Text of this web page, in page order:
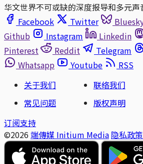
华文世界不可或缺的深度报导和多元声
Facebook
Twitter
Github
Instagram Linkedin
Pinterest
Reddit Telegram
Whatsapp
Youtube
RSS
关于我们
联络我们
常见问题
版权声明
订阅支持
©2026 端傳媒 Initium Media 隐私政策